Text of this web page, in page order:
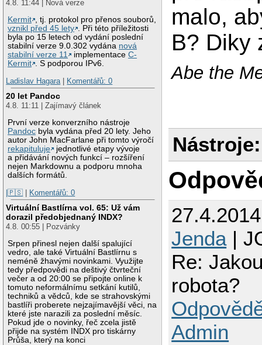
4.8. 11:44 | Nová verze
Kermit , tj. protokol pro přenos souborů,
vznikl před 45 lety . Při této příležitosti
byla po 15 letech od vydání poslední
stabilní verze 9.0.302 vydána nová
stabilní verze 11
implementaceC-
Kermit . S podporou IPv6.
Ladislav Hagara | Komentářů: 0
20 let Pandoc
4.8. 11:11 | Zajímavý článek
První verze konverzního nástroje
Pandoc byla vydána před 20 lety. Jeho
autor John MacFarlane při tomto výročí
rekapituluje
jednotlivé etapy vývoje
a přidávání nových funkcí – rozšíření
nejen Markdownu a podporu mnoha
dalších formátů.
|🇵🇸 | Komentářů: 0
Virtuální Bastlírna vol. 65: Už vám
dorazil předobjednaný INDX?
4.8. 00:55 | Pozvánky
Srpen přinesl nejen další spalující
vedro, ale také Virtuální Bastlírnu s
neméně žhavými novinkami. Využijte
tedy předpovědi na deštivý čtvrteční
večer a od 20:00 se připojte online k
tomuto neformálnímu setkání kutilů,
techniků a vědců, kde se strahovskými
bastlíři proberete nejzajímavější věci, na
které jste narazili za poslední měsíc.
Pokud jde o novinky, řeč zcela jistě
přijde na systém INDX pro tiskárny
Průša, který na konci
malo,
B? Diky
Abe the
Nástroje:
Jenda|
Re:
robota?
Admin